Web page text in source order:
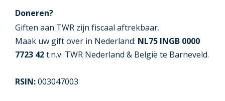
Doneren?
Giften aan TWR zijn fiscaal aftrekbaar.
Maak uw gift over in Nederland: NL75 INGB 0000
7723 42t.n.v. TWR Nederland & België te Barneveld.
RSIN:003047003